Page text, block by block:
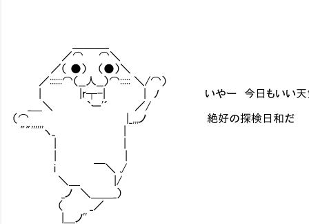
／⌒ ⌒＼
／（ ●） （●）＼
／::::::⌒（__人__）⌒::::: ＼/⌒）
| |r┬-| | ﾉ いやー 今日もいい天
_＿＼ `ー'´ ／/
（⌒ |_,,,ノ 絶好の探検日和だ
""''''''ヽ_ |
i ￣＼ ./
＼＿ |/
_ノ ＼＿＿_）
（ _／
|＿ノ''